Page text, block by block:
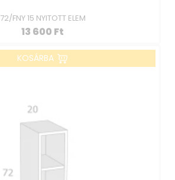
72/FNY 15 NYITOTT ELEM
13 600 Ft
KOSÁRBA